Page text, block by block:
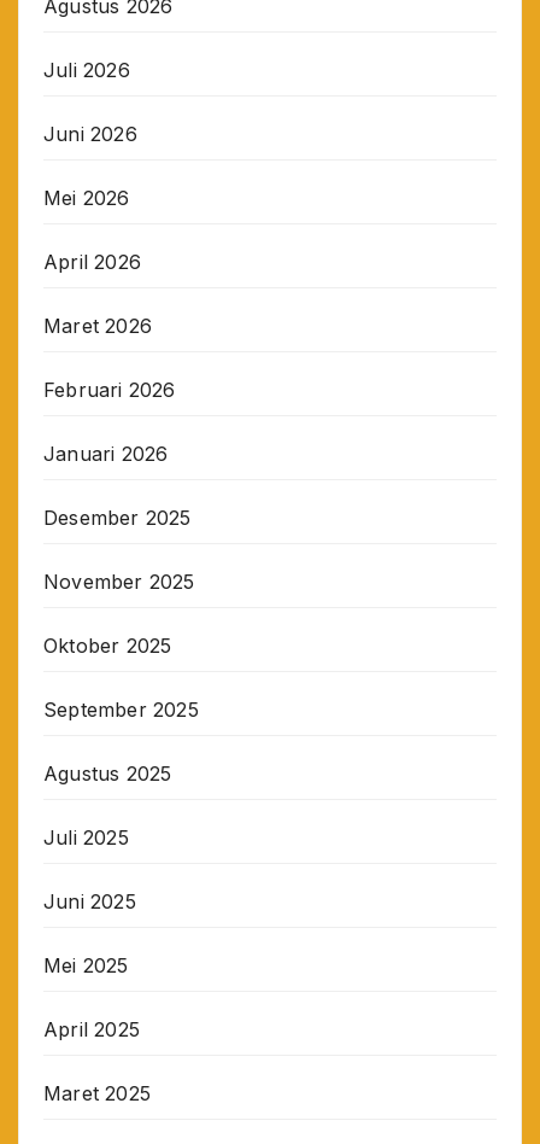
Agustus 2026
Juli 2026
Juni 2026
Mei 2026
April 2026
Maret 2026
Februari 2026
Januari 2026
Desember 2025
November 2025
Oktober 2025
September 2025
Agustus 2025
Juli 2025
Juni 2025
Mei 2025
April 2025
Maret 2025